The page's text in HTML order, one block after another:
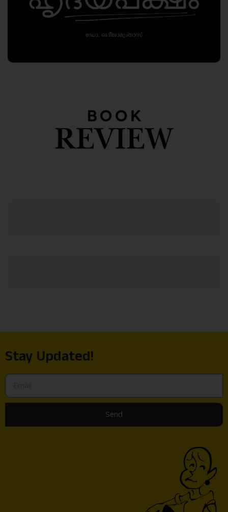
Stay Updated!
Send